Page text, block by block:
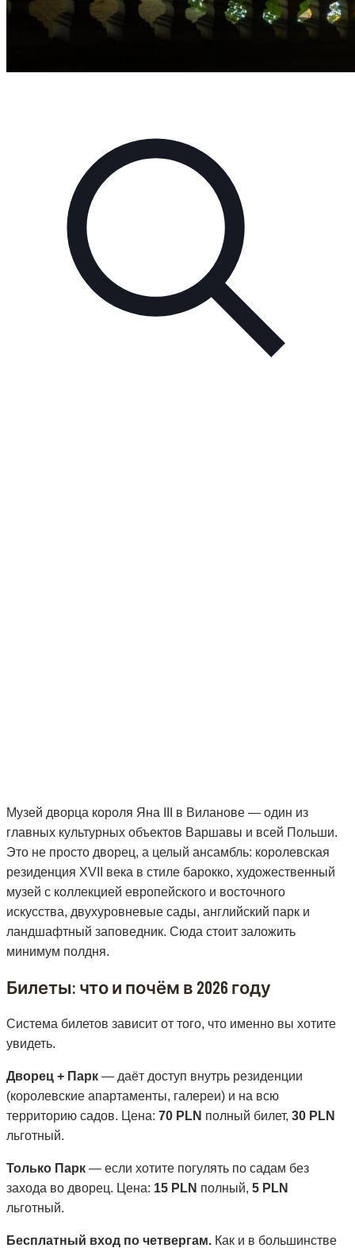
Музей дворца короля Яна III в Виланове — один из
главных культурных объектов Варшавы и всей Польши.
Это не просто дворец, а целый ансамбль: королевская
резиденция XVII века в стиле барокко, художественный
музей с коллекцией европейского и восточного
искусства, двухуровневые сады, английский парк и
ландшафтный заповедник. Сюда стоит заложить
минимум полдня.
Билеты: что и почём в 2026 году
Система билетов зависит от того, что именно вы хотите
увидеть.
Дворец + Парк — даёт доступ внутрь резиденции
(королевские апартаменты, галереи) и на всю
территорию садов. Цена: 70 PLN полный билет, 30 PLN
льготный.
Только Парк — если хотите погулять по садам без
захода во дворец. Цена: 15 PLN полный, 5 PLN
льготный.
Бесплатный вход по четвергам. Как и в большинстве